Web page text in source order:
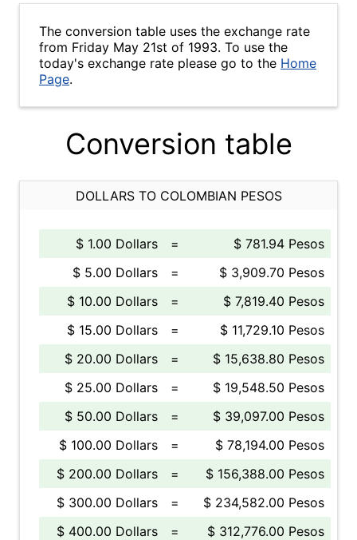
The conversion table uses the exchange rate
from Friday May 21st of 1993. To use the
today's exchange rate please go to the Home
Page.
Conversion table
DOLLARS TO COLOMBIAN PESOS
$ 1.00 Dollars =
$ 781.94 Pesos
$ 5.00 Dollars
=
$ 3,909.70 Pesos
$ 10.00 Dollars
=
$ 7,819.40 Pesos
$ 15.00 Dollars
=
$ 11,729.10 Pesos
$ 20.00 Dollars
=
$ 15,638.80 Pesos
$ 25.00 Dollars
=
$ 19,548.50 Pesos
$ 50.00 Dollars
=
$ 39,097.00 Pesos
$ 100.00 Dollars
=
$ 78,194.00 Pesos
$ 200.00 Dollars
=
$ 156,388.00 Pesos
$ 300.00 Dollars
=
$ 234,582.00 Pesos
$ 400.00 Dollars
=
$ 312,776.00 Pesos